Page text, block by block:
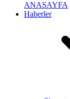
ANASAYFA
Haberler